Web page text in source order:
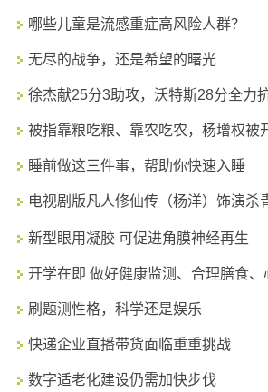
哪些儿童是流感重症高风险人群？
无尽的战争，还是希望的曙光
徐杰献25分3助攻，沃特斯28分全力
被指靠粮吃粮、靠农吃农，杨增权被
睡前做这三件事，帮助你快速入睡
电视剧版凡人修仙传（杨洋）饰演杀
新型眼用凝胶 可促进角膜神经再生
开学在即 做好健康监测、合理膳食
刷题测性格，科学还是娱乐
快递企业直播带货面临重重挑战
数字适老化建设仍需加快步伐